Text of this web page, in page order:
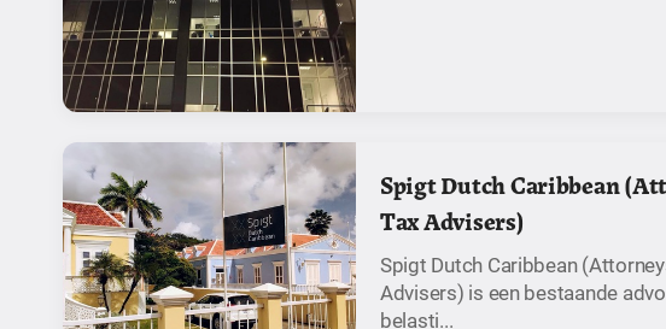
Spigt Dutch Caribbean
Tax Advisers)
Spigt Dutch Caribbean
Advisers) is een bestaande
belasti...